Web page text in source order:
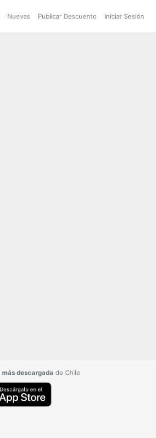
Nuevas Publicar Descuento Iniciar Sesión
más descargada de Chile